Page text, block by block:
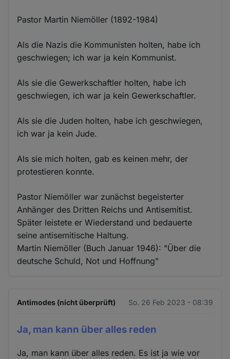
Pastor Martin Niemöller (1892-1984)
Als die Nazis die Kommunisten holten, habe ich
geschwiegen; ich war ja kein Kommunist.
Als sie die Gewerkschaftler holten, habe ich
geschwiegen, ich war ja kein Gewerkschaftler.
Als sie die Juden holten, habe ich geschwiegen,
ich war ja kein Jude.
Als sie mich holten, gab es keinen mehr, der
protestieren konnte.
Pastor Niemöller war zunächst begeisterter
Anhänger des Dritten Reichs und Antisemitist.
Später leistete er Wiederstand und bedauerte
seine antisemitische Haltung.
Martin Niemöller (Buch Januar 1946): "Über die
deutsche Schuld, Not und Hoffnung"
Antimodes (nicht überprüft) So. 26 Feb 2023 - 08:39
Ja, man kann über alles reden
Ja, man kann über alles reden. Es ist ja wie vor